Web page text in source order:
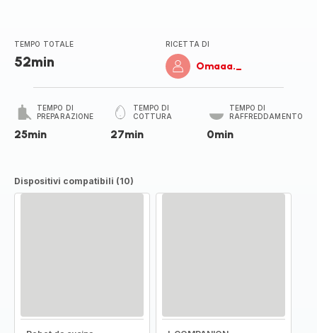
TEMPO TOTALE
52min
RICETTA DI
Omaaa._
TEMPO DI
PREPARAZIONE
25min
TEMPO DI
COTTURA
27min
TEMPO DI
RAFFREDDAMENTO
0min
Dispositivi compatibili (10)